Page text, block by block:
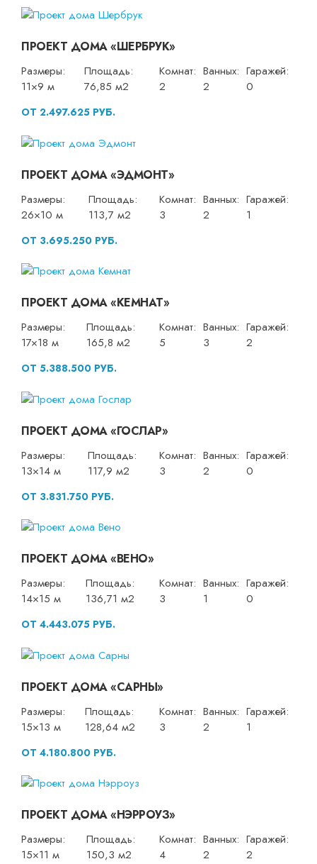
ПРОЕКТ ДОМА «ШЕРБРУК»
Размеры:
11×9 м
Площадь:
76,85 м2
Комнат:
2
Ванных:
2
Гаражей:
0
ОТ 2.497.625 РУБ.
ПРОЕКТ ДОМА «ЭДМОНТ»
Размеры:
26×10 м
Площадь:
113,7 м2
Комнат:
3
Ванных:
2
Гаражей:
1
ОТ 3.695.250 РУБ.
ПРОЕКТ ДОМА «КЕМНАТ»
Размеры:
17×18 м
Площадь:
165,8 м2
Комнат:
5
Ванных:
3
Гаражей:
2
ОТ 5.388.500 РУБ.
ПРОЕКТ ДОМА «ГОСЛАР»
Размеры:
13×14 м
Площадь:
117,9 м2
Комнат:
3
Ванных:
2
Гаражей:
0
ОТ 3.831.750 РУБ.
ПРОЕКТ ДОМА «ВЕНО»
Размеры:
14×15 м
Площадь:
136,71 м2
Комнат:
3
Ванных:
1
Гаражей:
0
ОТ 4.443.075 РУБ.
ПРОЕКТ ДОМА «САРНЫ»
Размеры:
15×13 м
Площадь:
128,64 м2
Комнат:
3
Ванных:
2
Гаражей:
1
ОТ 4.180.800 РУБ.
ПРОЕКТ ДОМА «НЭРРОУЗ»
Размеры:
15×11 м
Площадь:
150,3 м2
Комнат:
4
Ванных:
2
Гаражей:
2